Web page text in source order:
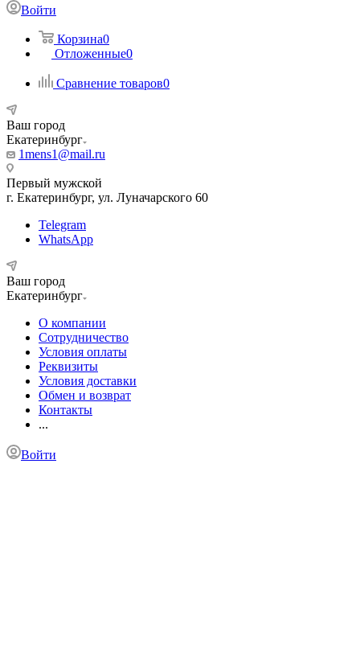
Войти
Корзина0
Отложенные0
Сравнение товаров0
Ваш город
Екатеринбург
1mens1@mail.ru
Первый мужской
г. Екатеринбург, ул. Луначарского 60
Telegram
WhatsApp
Ваш город
Екатеринбург
О компании
Сотрудничество
Условия оплаты
Реквизиты
Условия доставки
Обмен и возврат
Контакты
...
Войти